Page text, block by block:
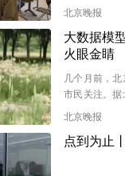
60平方米的两
北京晚报
大数据模
火眼金睛
几个月前，
市民关注。据
侵植物长喙
北京晚报
点到为止